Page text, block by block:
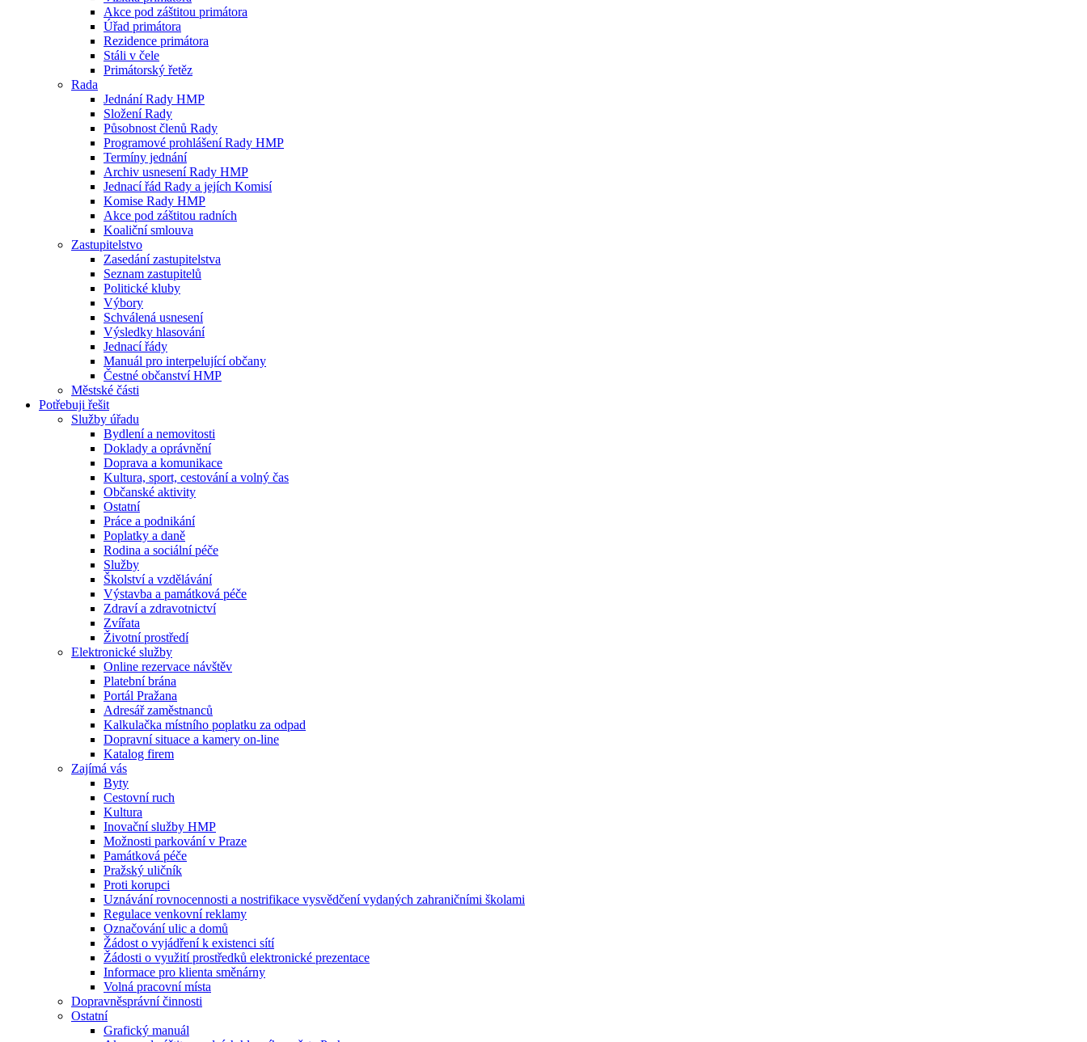
Akce pod záštitou primátora
Úřad primátora
Rezidence primátora
Stáli v čele
Primátorský řetěz
Rada
Jednání Rady HMP
Složení Rady
Působnost členů Rady
Programové prohlášení Rady HMP
Termíny jednání
Archiv usnesení Rady HMP
Jednací řád Rady a jejích Komisí
Komise Rady HMP
Akce pod záštitou radních
Koaliční smlouva
Zastupitelstvo
Zasedání zastupitelstva
Seznam zastupitelů
Politické kluby
Výbory
Schválená usnesení
Výsledky hlasování
Jednací řády
Manuál pro interpelující občany
Čestné občanství HMP
Městské části
Potřebuji řešit
Služby úřadu
Bydlení a nemovitosti
Doklady a oprávnění
Doprava a komunikace
Kultura, sport, cestování a volný čas
Občanské aktivity
Ostatní
Práce a podnikání
Poplatky a daně
Rodina a sociální péče
Služby
Školství a vzdělávání
Výstavba a památková péče
Zdraví a zdravotnictví
Zvířata
Životní prostředí
Elektronické služby
Online rezervace návštěv
Platební brána
Portál Pražana
Adresář zaměstnanců
Kalkulačka místního poplatku za odpad
Dopravní situace a kamery on-line
Katalog firem
Zajímá vás
Byty
Cestovní ruch
Kultura
Inovační služby HMP
Možnosti parkování v Praze
Památková péče
Pražský uličník
Proti korupci
Uznávání rovnocennosti a nostrifikace vysvědčení vydaných zahraničními školami
Regulace venkovní reklamy
Označování ulic a domů
Žádost o vyjádření k existenci sítí
Žádosti o využití prostředků elektronické prezentace
Informace pro klienta směnárny
Volná pracovní místa
Dopravněsprávní činnosti
Ostatní
Grafický manuál